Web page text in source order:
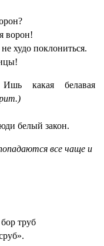
ворон!
худо поклониться.
какая белавая
белый закон.
все чаще и
труб